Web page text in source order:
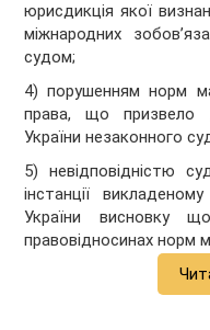
юрисдикція якої
міжнародних
судом;
4) порушенням норм
права, що призвело
України незаконного
5) невідповідністю
інстанції
України висновку
правовідносинах норм